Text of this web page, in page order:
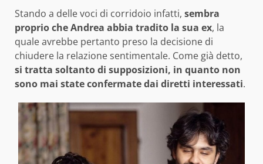
Stando a delle voci di corridoio infatti, sembra
proprio che Andrea abbia tradito la sua ex, la
quale avrebbe pertanto preso la decisione di
chiudere la relazione sentimentale. Come già detto,
si tratta soltanto di supposizioni, in quanto non
sono mai state confermate dai diretti interessati.